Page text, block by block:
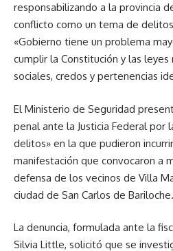
responsabilizando a la provincia
conflicto como un tema de
«Gobierno tiene un problema
cumplir la Constitución y las leyes
sociales, credos y pertenencias
El Ministerio de Seguridad
penal ante la Justicia Federal por
delitos» en la que pudieron
manifestación que convocaron a
defensa de los vecinos de Villa
ciudad de San Carlos de Bariloche.
La denuncia, formulada ante la
Silvia Little, solicitó que se